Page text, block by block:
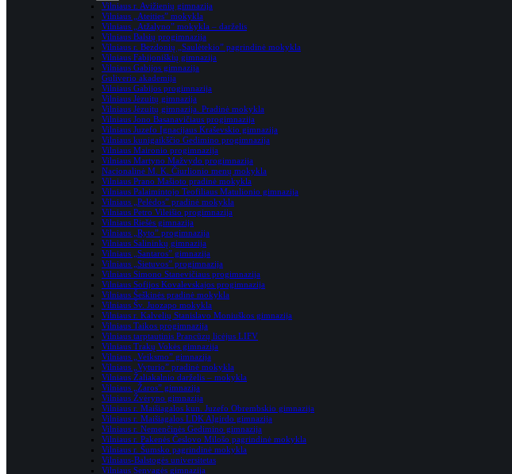
Vilniaus r. Avižienių gimnazija
Vilniaus „Ateities” mokykla
Vilniaus „Atžalyno” mokykla – darželis
Vilniaus Balsių progimnazija
Vilniaus r. Bezdonių „Saulėtekio” pagrindinė mokykla
Vilniaus Fabijoniškių gimnazija
Vilniaus Gabijos gimnazija
Guliverio akademija
Vilniaus Gabijos progimnazija
Vilniaus Jėzuitų gimnazija
Vilniaus Jėzuitų gimnazija. Pradinė mokykla
Vilniaus Jono Basanavičiaus progimnazija
Vilniaus Juzefo Ignacijaus Kraševskio gimnazija
Vilniaus kunigaikščio Gedimino progimnazija
Vilniaus Maironio progimnazija
Vilniaus Martyno Mažvydo progimnazija
Nacionalinė M. K. Čiurlionio menų mokykla
Vilniaus Prano Mašioto pradinė mokykla
Vilniaus Palaimintojo Teofiliaus Matulionio gimnazija
Vilniaus „Pelėdos” pradinė mokykla
Vilniaus Petro Vileišio progimnazija
Vilniaus Riešės gimnazija
Vilniaus „Ryto” progimnazija
Vilniaus Salininkų gimnazija
Vilniaus „Santaros” gimnazija
Vilniaus „Sietuvos” progimnazija
Vilniaus Simono Stanevičiaus progimnazija
Vilniaus Sofijos Kovalevskajos progimnazija
Vilniaus Šeškinės pradinė mokykla
Vilniaus Šv. Juozapo mokykla
Vilniaus r. Kalvelių Stanislavo Moniuškos gimnazija
Vilniaus Taikos progimnazija
Vilniaus tarptautinis Prancūzų licėjus LIFV
Vilniaus Trakų Vokės gimnazija
Vilniaus „Veiksmo” gimnazija
Vilniaus „Vyturio” pradinė mokykla
Vilniaus Žaliakalnio darželis – mokykla
Vilniaus „Žaros” gimnazija
Vilniaus Žvėryno gimnazija
Vilniaus r. Maišiagalos kun. Juzefo Obrembskio gimnazija
Vilniaus r. Maišiagalos LDK Algirdo gimnazija
Vilniaus r. Nemenčinės Gedimino gimnazija
Vilniaus r. Pake­nės Čes­lovo Milošo pag­rin­dinė mokykla
Vilniaus r. Šumsko pagrindinė mokykla
Vilniaus-Balstogės universitetas
Vilniaus Senvagės gimnazija